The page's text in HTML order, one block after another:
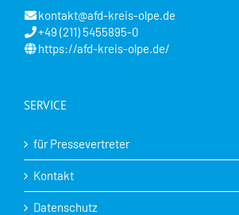
kontakt@afd-kreis-olpe.de
+49 (211) 5455895-0
https://afd-kreis-olpe.de/
SERVICE
für Pressevertreter
Kontakt
Datenschutz